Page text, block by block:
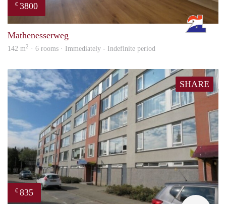
€ 3800
Mathenesserweg
142 m2 · 6 rooms · Immediately - Indefinite period
SHARE
€ 835